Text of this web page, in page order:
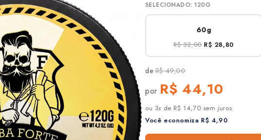
SELECIONADO: 120G
60g
R$ 32,00 R$ 28,80
deR$ 49,00
por R$ 44,10
ou 3x de R$ 14,70 sem juros
Você economiza R$ 4,90